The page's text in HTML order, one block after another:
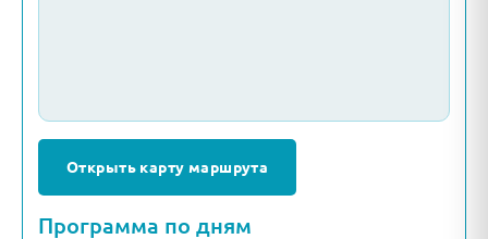
Открыть карту маршрута
Программа по дням